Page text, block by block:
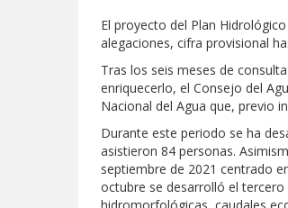
El proyecto del Plan
alegaciones, cifra provisional
Tras los seis meses de
enriquecerlo, el Consejo del
Nacional del Agua que, previo
Durante este periodo se ha
asistieron 84 personas.
septiembre de 2021 centrado
octubre se desarrolló el